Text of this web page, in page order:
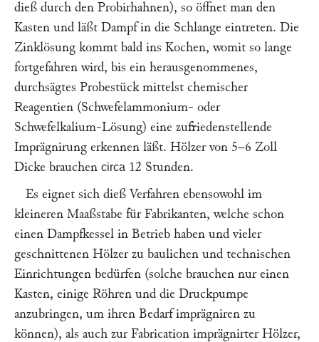
dieß durch den Probirhahnen), so öffnet man den
Kasten und läßt Dampf in die Schlange eintreten. Die
Zinklösung kommt bald ins Kochen, womit so lange
fortgefahren wird, bis ein herausgenommenes,
durchsägtes Probestück mittelst chemischer
Reagentien (Schwefelammonium- oder
Schwefelkalium-Lösung) eine zufriedenstellende
Imprägnirung erkennen läßt. Hölzer von 5–6 Zoll
Dicke brauchen circa 12 Stunden.
Es eignet sich dieß Verfahren ebensowohl im
kleineren Maaßstabe für Fabrikanten, welche schon
einen Dampfkessel in Betrieb haben und vieler
geschnittenen Hölzer zu baulichen und technischen
Einrichtungen bedürfen (solche brauchen nur einen
Kasten, einige Röhren und die Druckpumpe
anzubringen, um ihren Bedarf imprägniren zu
können), als auch zur Fabrication imprägnirter Hölzer,